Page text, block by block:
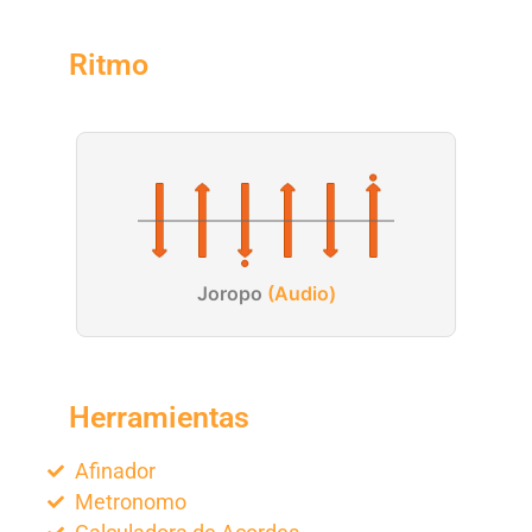
Ritmo
Joropo (Audio)
Herramientas
Afinador
Metronomo